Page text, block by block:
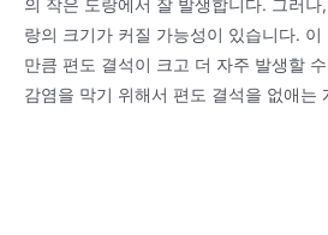
의 작은 도랑에서 잘 발생합니다. 그러
랑의 크기가 커질 가능성이 있습니다.
만큼 편도 결석이 크고 더 자주 발생할
감염을 막기 위해서 편도 결석을 없애는